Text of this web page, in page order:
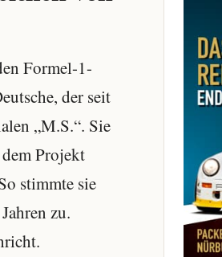
Formel-1-
der seit
„M.S.“. Sie
Projekt
stimmte sie
zu.